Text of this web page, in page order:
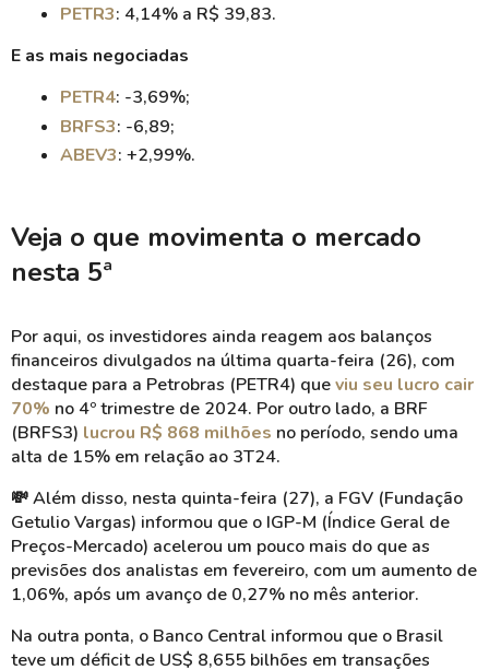
PETR3: 4,14% a R$ 39,83.
E as mais negociadas
PETR4: -3,69%;
BRFS3: -6,89;
ABEV3: +2,99%.
Veja o que movimenta o mercado
nesta 5ª
Por aqui, os investidores ainda reagem aos balanços
financeiros divulgados na última quarta-feira (26), com
destaque para a Petrobras (PETR4) queviu seu lucro cair
70% no 4º trimestre de 2024. Por outro lado, a BRF
(BRFS3) lucrou R$ 868 milhões no período, sendo uma
alta de 15% em relação ao 3T24.
💸 Além disso, nesta quinta-feira (27), a FGV (Fundação
Getulio Vargas) informou que o IGP-M (Índice Geral de
Preços-Mercado) acelerou um pouco mais do que as
previsões dos analistas em fevereiro, com um aumento de
1,06%, após um avanço de 0,27% no mês anterior.
Na outra ponta, o Banco Central informou que o Brasil
teve um déficit de US$ 8,655 bilhões em transações